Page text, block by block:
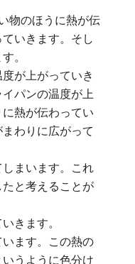
物のほうに熱が伝
いきます。そし
。
が上がっていき
パンの温度が上
熱が伝わってい
わりに広がって
まいます。これ
と考えることが
きます。
ます。この熱の
うように色分け